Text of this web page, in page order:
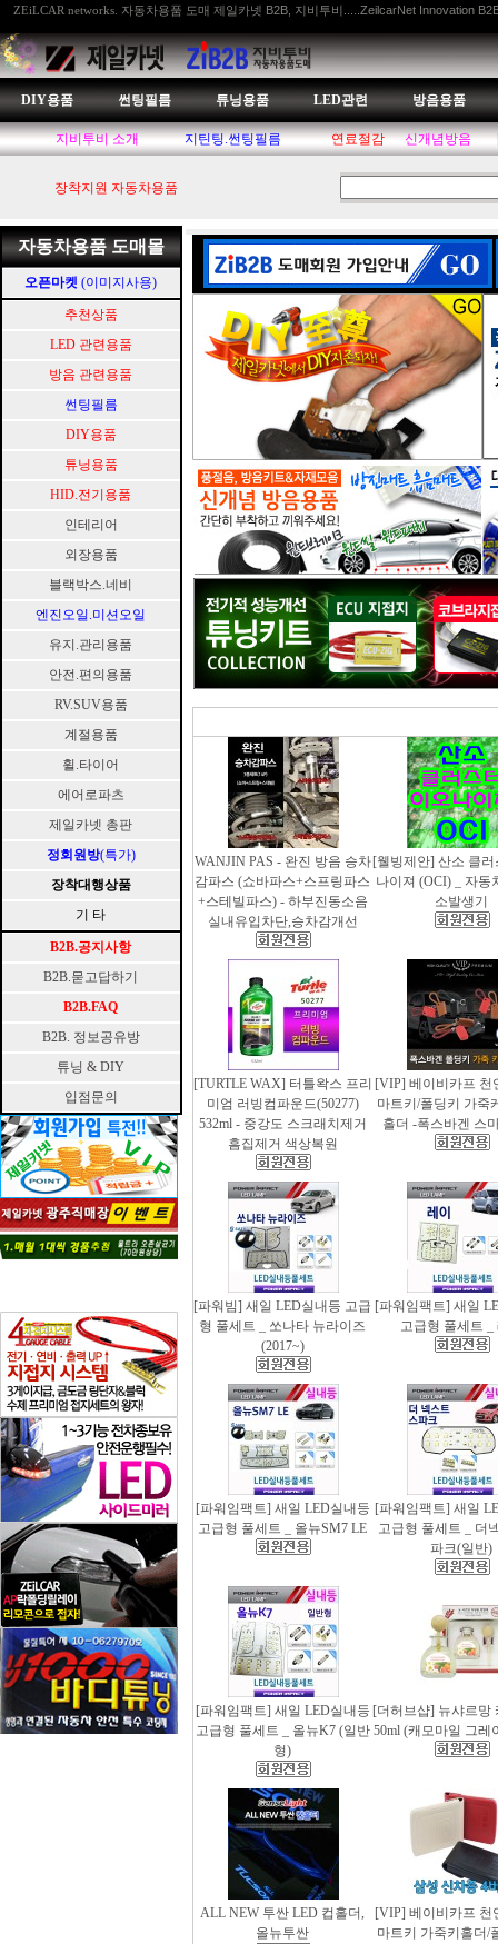
ZEiLCAR networks. 자동차용품 도매 제일카넷 B2B, 지비투비.....ZeilcarNet Innovation
DIY용품 썬팅필름 튜닝용품 LED관련 방음용품
지비투비 소개 지틴팅.썬팅필름 연료절감 신개념방음
장착지원 자동차용품
자동차용품 도매몰
오픈마켓 (이미지사용)
추천상품
LED 관련용품
방음 관련용품
썬팅필름
DIY용품
튜닝용품
HID.전기용품
인테리어
외장용품
블랙박스.네비
엔진오일.미션오일
유지.관리용품
안전.편의용품
RV.SUV용품
계절용품
휠.타이어
에어로파츠
제일카넷 총판
정회원방(특가)
장착대행상품
기 타
B2B.공지사항
B2B.묻고답하기
B2B.FAQ
B2B. 정보공유방
튜닝 & DIY
입점문의
WANJIN PAS - 완진 방음 승차
감파스 (쇼바파스+스프링파스
+스테빌파스) - 하부진동소음
실내유입차단,승차감개선
[웰빙제안] 산소 클
나이져 (OCI) _ 자동
소발생기
[TURTLE WAX] 터틀왁스 프리
미엄 러빙컴파운드(50277)
532ml - 중강도 스크래치제거
흠집제거 색상복원
[VIP] 베이비카프 천
마트키/폴딩키 가죽
홀더 -폭스바겐 스
[파워빔] 새일 LED실내등 고급
형 풀세트 _ 쏘나타 뉴라이즈
(2017~)
[파워임팩트] 새일
고급형 풀세트 _
[파워임팩트] 새일 LED실내등
고급형 풀세트 _ 올뉴SM7 LE
[파워임팩트] 새일
고급형 풀세트 _ 더
파크(일반)
[파워임팩트] 새일 LED실내등
고급형 풀세트 _ 올뉴K7 (일반
형)
[더허브샵] 뉴샤르망
50ml (캐모마일 그레
ALL NEW 투싼 LED 컵홀더,
올뉴투싼
[VIP] 베이비카프 천
마트키 가죽키홀더/